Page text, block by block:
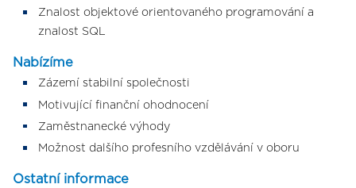
Znalost objektové orientovaného programování a
znalost SQL
Nabízíme
Zázemí stabilní společnosti
Motivující finanční ohodnocení
Zaměstnanecké výhody
Možnost dalšího profesního vzdělávání v oboru
Ostatní informace